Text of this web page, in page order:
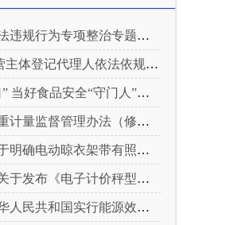
为专项整治专题新闻发布会实录
记代理人依法依规履行反洗钱义务
守门人”！5月20日起，网络食品销售新规正式实施
办法（修正草案征求意见稿）》公开征求意见
带有照明功能的产品强制性产品认证要求的公告
评价大纲（试行）》《电子计价秤检定规程（试行）》的公告
产品目录(2026年版)》及相关实施规则的通知(发改环资规〔2026〕550号)